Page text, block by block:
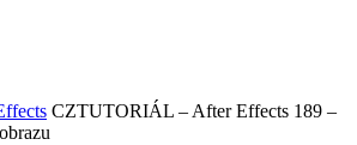
CZTUTORIÁL – After Effects 189 –